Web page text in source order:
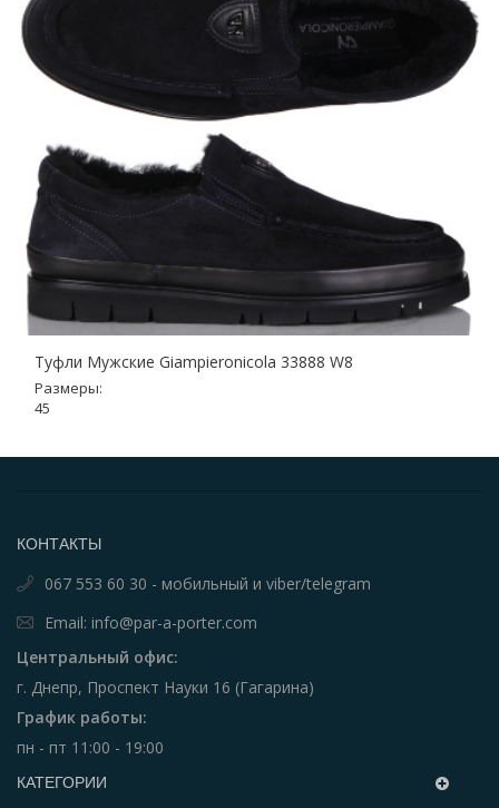
Туфли Мужские Giampieronicola 33888 W8
Размеры:
45
КОНТАКТЫ
067 553 60 30 - мобильный и viber/telegram
Email: info@par-a-porter.com
Центральный офис:
г. Днепр, Проспект Науки 16 (Гагарина)
График работы:
пн - пт 11:00 - 19:00
КАТЕГОРИИ